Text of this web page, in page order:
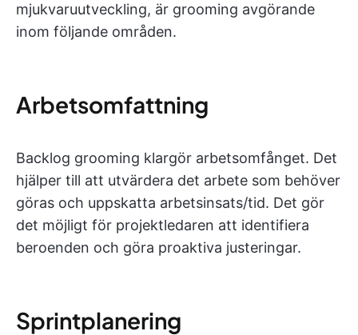
mjukvaruutveckling, är grooming avgörande
inom följande områden.
Arbetsomfattning
Backlog grooming klargör arbetsomfånget. Det
hjälper till att utvärdera det arbete som behöver
göras och uppskatta arbetsinsats/tid. Det gör
det möjligt för projektledaren att identifiera
beroenden och göra proaktiva justeringar.
Sprintplanering